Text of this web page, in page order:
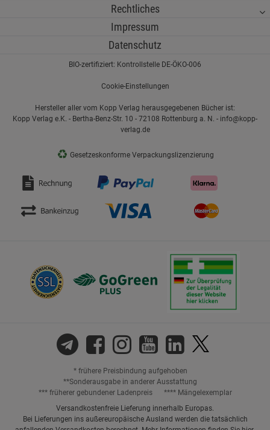
Rechtliches
Impressum
Datenschutz
BIO-zertifiziert: Kontrollstelle DE-ÖKO-006
Cookie-Einstellungen
Hersteller aller vom Kopp Verlag herausgegebenen Bücher ist:
Kopp Verlag e.K. - Bertha-Benz-Str. 10 - 72108 Rottenburg a. N. - info@kopp-
verlag.de
♻ Gesetzeskonforme Verpackungslizenzierung
* frühere Preisbindung aufgehoben
**Sonderausgabe in anderer Ausstattung
*** früherer gebundener Ladenpreis
**** Mängelexemplar
Versandkostenfreie Lieferung innerhalb Europas.
Bei Lieferungen ins außereuropäische Ausland werden die tatsächlich